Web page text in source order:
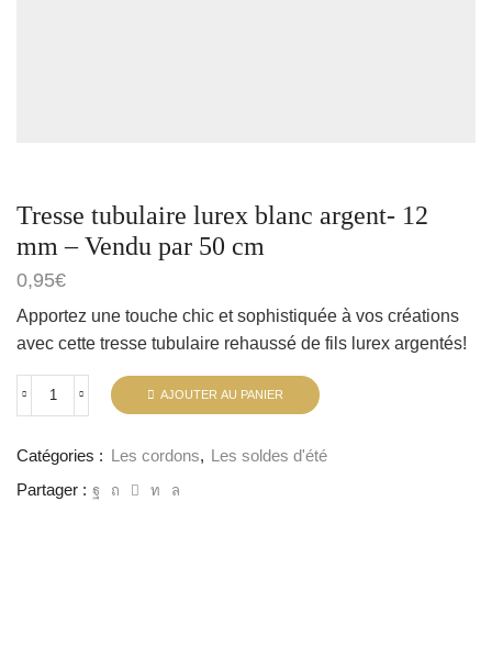
Tresse tubulaire lurex blanc argent- 12
mm – Vendu par 50 cm
0,95€
Apportez une touche chic et sophistiquée à vos créations
avec cette tresse tubulaire rehaussé de fils lurex argentés!
AJOUTER AU PANIER
Catégories : Les cordons,
Les soldes d'été
Partager :